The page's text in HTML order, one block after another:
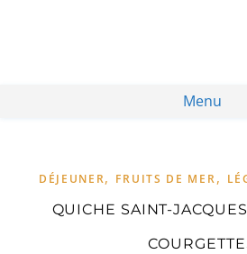
Menu
DÉJEUNER, FRUITS DE MER,
QUICHE SAINT-